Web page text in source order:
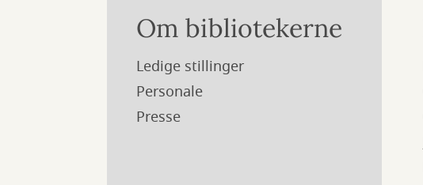
Om bibliotekerne
Ledige stillinger
Personale
Presse